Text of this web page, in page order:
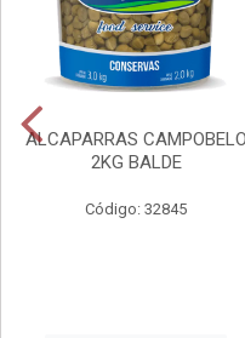
ALCAPARRAS CAMPOBELO
2KG BALDE
Código: 32845